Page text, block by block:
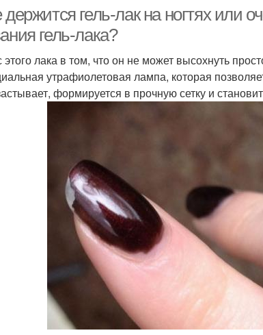
гель-лак на ногтях или
гель-лака?
лака в том, что он не может высохнуть
утрафиолетовая лампа, которая
формируется в прочную сетку и